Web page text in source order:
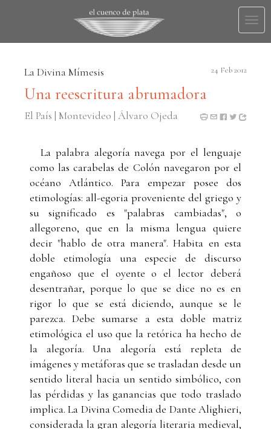
La Divina Mímesis 24 Feb 2012
Una reescritura abrumadora
El País | Montevideo | Álvaro Ojeda
La palabra alegoría navega por el lenguaje
como las carabelas de Colón navegaron por el
océano Atlántico. Para empezar posee dos
etimologías: all-egoria proveniente del griego y
su significado es "palabras cambiadas", o
allegoreno, que en la misma lengua quiere
decir "hablo de otra manera". Habita en esta
doble etimología una especie de discurso
engañoso que el oyente o el lector deberá
desentrañar, porque lo que se dice no es en
rigor lo que se está diciendo, aunque se le
parezca. Debe sumarse a esta doble matriz
etimológica el uso que la retórica ha hecho de
la alegoría. Una alegoría está repleta de
imágenes y metáforas que se trasladan desde un
sentido literal hacia un sentido simbólico, con
las pérdidas y las ganancias que todo traslado
implica. La Divina Comedia de Dante Alighieri,
considerada la gran alegoría literaria medieval,